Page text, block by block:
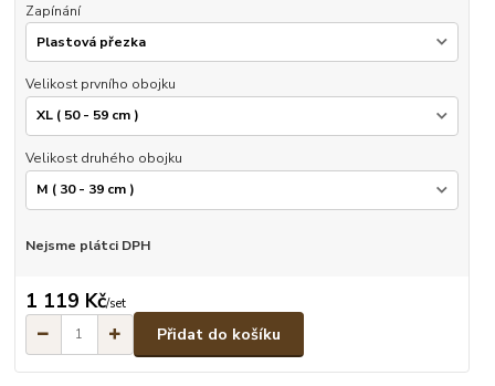
Zapínání
Velikost prvního obojku
Velikost druhého obojku
Nejsme plátci DPH
1 119 Kč/set
Přidat do košíku